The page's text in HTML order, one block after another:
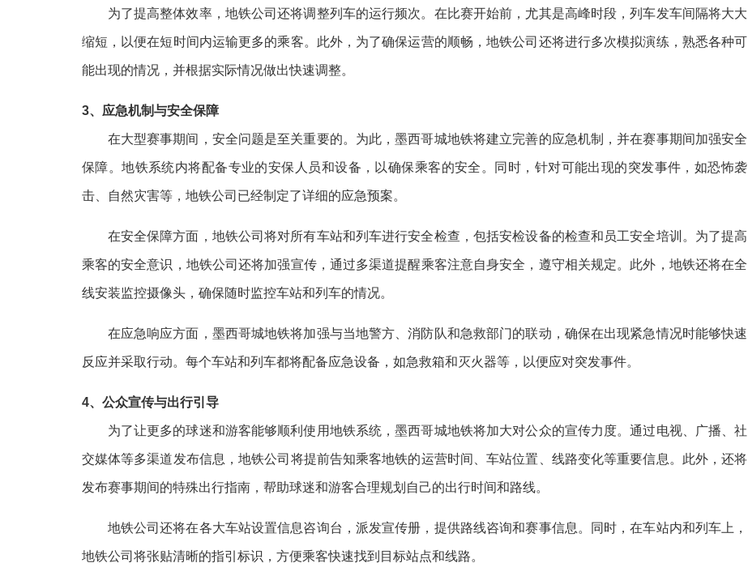
为了提高整体效率，地铁公司还将调整列车的运行频次。在比赛开始前，尤其是高峰时段，列车发车间隔将大大
缩短，以便在短时间内运输更多的乘客。此外，为了确保运营的顺畅，地铁公司还将进行多次模拟演练，熟悉各种可
能出现的情况，并根据实际情况做出快速调整。
3、应急机制与安全保障
在大型赛事期间，安全问题是至关重要的。为此，墨西哥城地铁将建立完善的应急机制，并在赛事期间加强安全
保障。地铁系统内将配备专业的安保人员和设备，以确保乘客的安全。同时，针对可能出现的突发事件，如恐怖袭
击、自然灾害等，地铁公司已经制定了详细的应急预案。
在安全保障方面，地铁公司将对所有车站和列车进行安全检查，包括安检设备的检查和员工安全培训。为了提高
乘客的安全意识，地铁公司还将加强宣传，通过多渠道提醒乘客注意自身安全，遵守相关规定。此外，地铁还将在全
线安装监控摄像头，确保随时监控车站和列车的情况。
在应急响应方面，墨西哥城地铁将加强与当地警方、消防队和急救部门的联动，确保在出现紧急情况时能够快速
反应并采取行动。每个车站和列车都将配备应急设备，如急救箱和灭火器等，以便应对突发事件。
4、公众宣传与出行引导
为了让更多的球迷和游客能够顺利使用地铁系统，墨西哥城地铁将加大对公众的宣传力度。通过电视、广播、社
交媒体等多渠道发布信息，地铁公司将提前告知乘客地铁的运营时间、车站位置、线路变化等重要信息。此外，还将
发布赛事期间的特殊出行指南，帮助球迷和游客合理规划自己的出行时间和路线。
地铁公司还将在各大车站设置信息咨询台，派发宣传册，提供路线咨询和赛事信息。同时，在车站内和列车上，
地铁公司将张贴清晰的指引标识，方便乘客快速找到目标站点和线路。